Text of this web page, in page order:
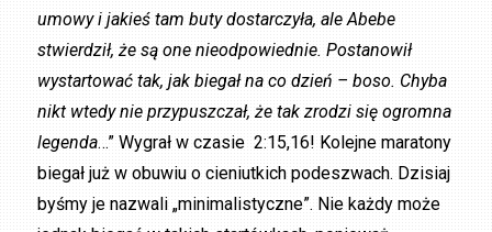
umowy i jakieś tam buty dostarczyła, ale Abebe
stwierdził, że są one nieodpowiednie. Postanowił
wystartować tak, jak biegał na co dzień – boso. Chyba
nikt wtedy nie przypuszczał, że tak zrodzi się ogromna
legenda…” Wygrał w czasie 2:15,16! Kolejne maratony
biegał już w obuwiu o cieniutkich podeszwach. Dzisiaj
byśmy je nazwali „minimalistyczne”. Nie każdy może